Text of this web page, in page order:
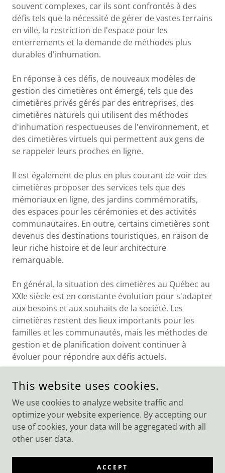
souvent complexes, car ils sont confrontés à des
défis tels que la nécessité de gérer de vastes terrains
en ville, la restriction de l'espace pour les
enterrements et la demande de méthodes plus
durables d'inhumation.
En réponse à ces défis, de nouveaux modèles de
gestion des cimetières ont émergé, tels que des
cimetières privés gérés par des entreprises, des
cimetières naturels qui utilisent des méthodes
d'inhumation respectueuses de l'environnement, et
des cimetières virtuels qui permettent aux gens de
se rappeler leurs proches en ligne.
Il est également de plus en plus courant de voir des
cimetières proposer des services tels que des
mémoriaux en ligne, des jardins commémoratifs,
des espaces pour les cérémonies et des activités
communautaires. En outre, certains cimetières sont
devenus des destinations touristiques, en raison de
leur riche histoire et de leur architecture
remarquable.
En général, la situation des cimetières au Québec au
XXIe siècle est en constante évolution pour s'adapter
aux besoins et aux souhaits de la société. Les
cimetières restent des lieux importants pour les
familles et les communautés, mais les méthodes de
gestion et de planification doivent continuer à
évoluer pour répondre aux défis actuels.
COPYRIGHT © 2026 PAROISSE CHRIST-SAUVEUR - ALL RIGHTS
RESERVED.
POWERED BY
Contact
This website uses cookies.
We use cookies to analyze website traffic and
optimize your website experience. By accepting our
use of cookies, your data will be aggregated with all
other user data.
ACCEPT